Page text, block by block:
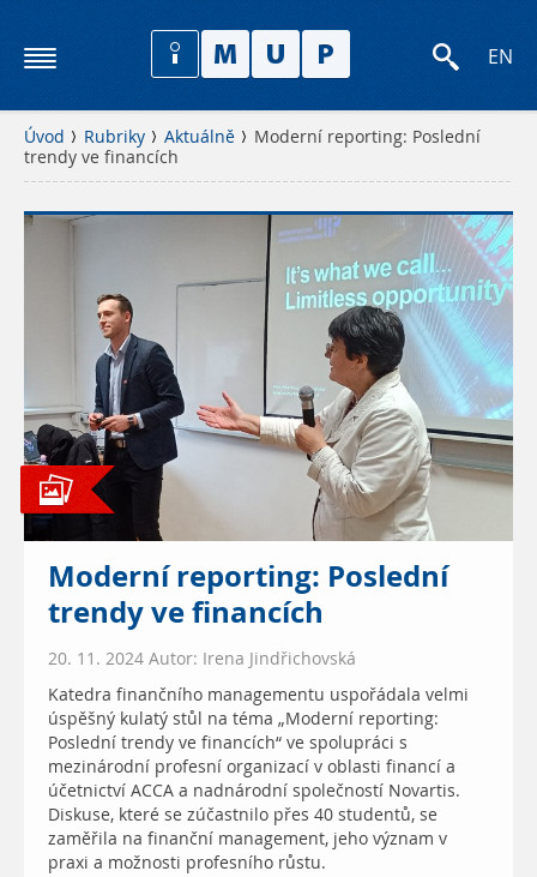
EN
Úvod Rubriky Aktuálně
Moderní reporting: Poslední
trendy ve financích
Moderní reporting: Poslední
trendy ve financích
20. 11. 2024 Autor: Irena Jindřichovská
Katedra finančního managementu uspořádala velmi
úspěšný kulatý stůl na téma „Moderní reporting:
Poslední trendy ve financích“ ve spolupráci s
mezinárodní profesní organizací v oblasti financí a
účetnictví ACCA a nadnárodní společností Novartis.
Diskuse, které se zúčastnilo přes 40 studentů, se
zaměřila na finanční management, jeho význam v
praxi a možnosti profesního růstu.